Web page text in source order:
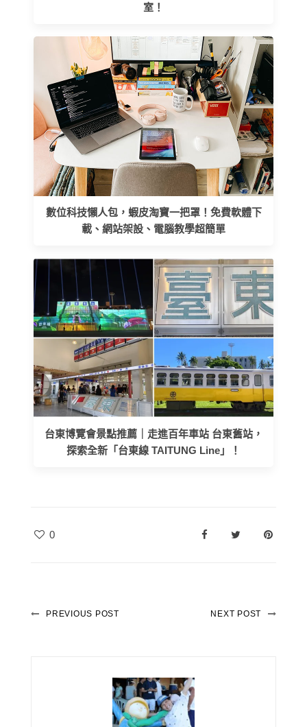
室！
數位科技懶人包，蝦皮淘寶一把罩！免費軟體下
載、網站架設、電腦教學超簡單
台東博覽會景點推薦｜走進百年車站 台東舊站，
探索全新「台東線 TAITUNG Line」！
0
PREVIOUS POST NEXT POST